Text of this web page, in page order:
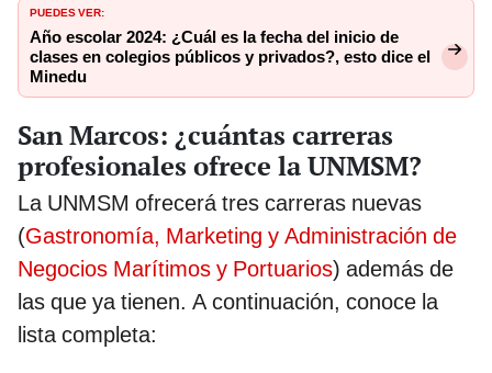
PUEDES VER:
Año escolar 2024: ¿Cuál es la fecha del inicio de
clases en colegios públicos y privados?, esto dice el
Minedu
San Marcos: ¿cuántas carreras
profesionales ofrece la UNMSM?
La UNMSM ofrecerá tres carreras nuevas
(Gastronomía, Marketing y Administración de
Negocios Marítimos y Portuarios) además de
las que ya tienen. A continuación, conoce la
lista completa: